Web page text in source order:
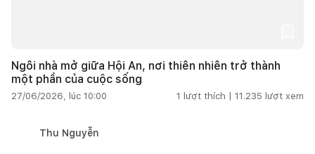
Ngôi nhà mở giữa Hội An, nơi thiên nhiên trở thành
một phần của cuộc sống
27/06/2026, lúc 10:00 1 lượt thích | 11.235 lượt xem
Thu Nguyễn